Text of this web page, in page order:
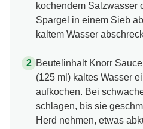
kochendem Salzwasser
Spargel in einem Sieb
kaltem Wasser
Beutelinhalt Knorr
(125 ml) kaltes Wasser
aufkochen. Bei
schlagen, bis sie
Herd nehmen, etwas